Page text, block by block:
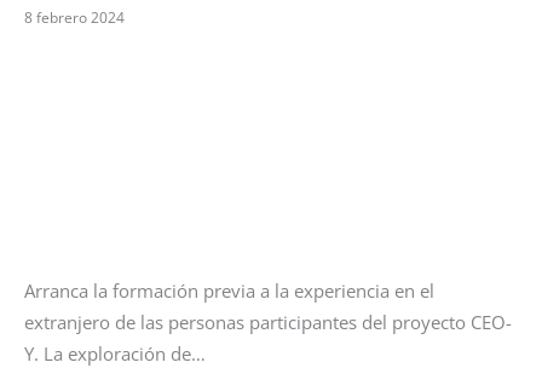
8 febrero 2024
Arranca la formación previa a la experiencia en el
extranjero de las personas participantes del proyecto CEO-
Y. La exploración de…